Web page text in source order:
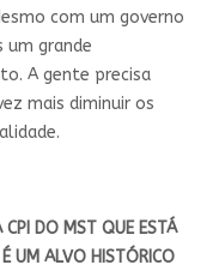
com um governo
grande
A gente precisa
mais diminuir os
DO MST QUE ESTÁ
UM ALVO HISTÓRICO